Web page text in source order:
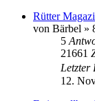
Rütter
von Bärbel »
5
21661
Letzter
12.